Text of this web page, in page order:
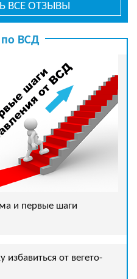
ВСЕ ОТЗЫВЫ
по ВСД
и первые шаги
от вегето-